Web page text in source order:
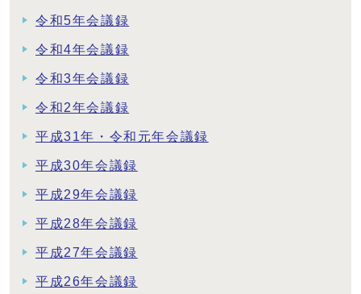
令和5年会議録
令和4年会議録
令和3年会議録
令和2年会議録
平成31年・令和元年会議録
平成30年会議録
平成29年会議録
平成28年会議録
平成27年会議録
平成26年会議録